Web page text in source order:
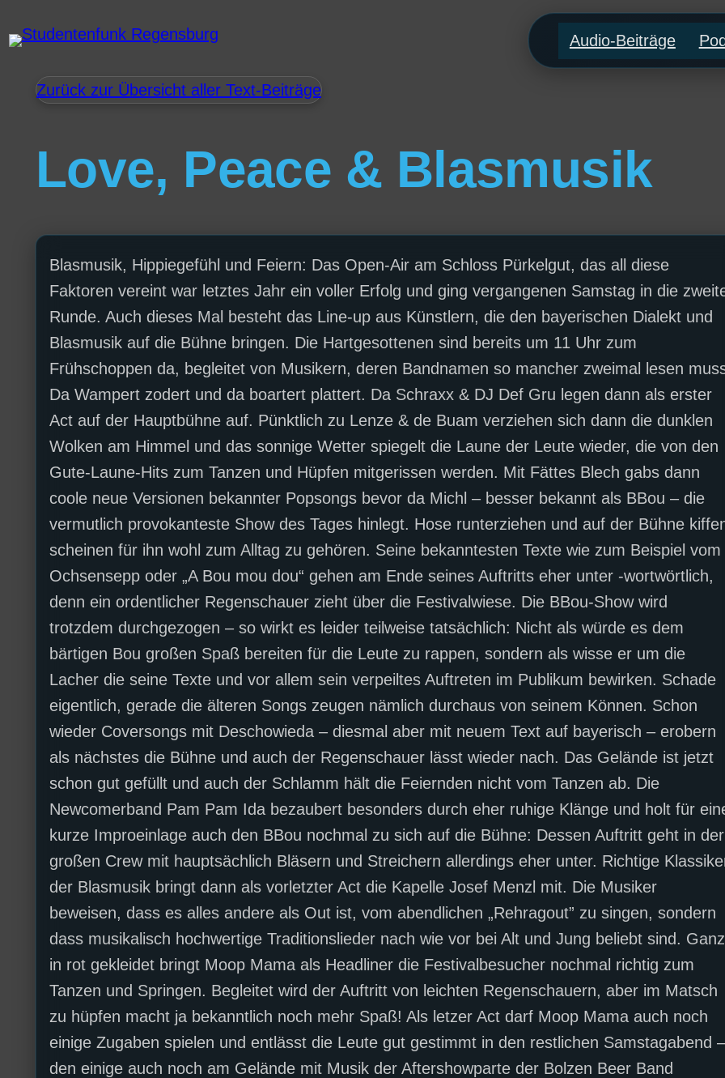
Audio-Beiträge
Zurück zur Übersicht aller Text-Beiträge
Love, Peace & Blasmusik
Blasmusik, Hippiegefühl und Feiern: Das Open-Air am Schloss Pürkelgut, das all diese
Faktoren vereint war letztes Jahr ein voller Erfolg und ging vergangenen Samstag in die
Runde. Auch dieses Mal besteht das Line-up aus Künstlern, die den bayerischen Dialekt und
Blasmusik auf die Bühne bringen. Die Hartgesottenen sind bereits um 11 Uhr zum
Frühschoppen da, begleitet von Musikern, deren Bandnamen so mancher zweimal lesen
Da Wampert zodert und da boartert plattert. Da Schraxx & DJ Def Gru legen dann als erster
Act auf der Hauptbühne auf. Pünktlich zu Lenze & de Buam verziehen sich dann die dunklen
Wolken am Himmel und das sonnige Wetter spiegelt die Laune der Leute wieder, die von den
Gute-Laune-Hits zum Tanzen und Hüpfen mitgerissen werden. Mit Fättes Blech gabs dann
coole neue Versionen bekannter Popsongs bevor da Michl – besser bekannt als BBou – die
vermutlich provokanteste Show des Tages hinlegt. Hose runterziehen und auf der Bühne
scheinen für ihn wohl zum Alltag zu gehören. Seine bekanntesten Texte wie zum Beispiel vom
Ochsensepp oder „A Bou mou dou“ gehen am Ende seines Auftritts eher unter -wortwörtlich,
denn ein ordentlicher Regenschauer zieht über die Festivalwiese. Die BBou-Show wird
trotzdem durchgezogen – so wirkt es leider teilweise tatsächlich: Nicht als würde es dem
bärtigen Bou großen Spaß bereiten für die Leute zu rappen, sondern als wisse er um die
Lacher die seine Texte und vor allem sein verpeiltes Auftreten im Publikum bewirken. Schade
eigentlich, gerade die älteren Songs zeugen nämlich durchaus von seinem Können. Schon
wieder Coversongs mit Deschowieda – diesmal aber mit neuem Text auf bayerisch – erobern
als nächstes die Bühne und auch der Regenschauer lässt wieder nach. Das Gelände ist jetzt
schon gut gefüllt und auch der Schlamm hält die Feiernden nicht vom Tanzen ab. Die
Newcomerband Pam Pam Ida bezaubert besonders durch eher ruhige Klänge und holt für
kurze Improeinlage auch den BBou nochmal zu sich auf die Bühne: Dessen Auftritt geht in der
großen Crew mit hauptsächlich Bläsern und Streichern allerdings eher unter. Richtige
der Blasmusik bringt dann als vorletzter Act die Kapelle Josef Menzl mit. Die Musiker
beweisen, dass es alles andere als Out ist, vom abendlichen „Rehragout” zu singen, sondern
dass musikalisch hochwertige Traditionslieder nach wie vor bei Alt und Jung beliebt sind. Ganz
in rot gekleidet bringt Moop Mama als Headliner die Festivalbesucher nochmal richtig zum
Tanzen und Springen. Begleitet wird der Auftritt von leichten Regenschauern, aber im Matsch
zu hüpfen macht ja bekanntlich noch mehr Spaß! Als letzer Act darf Moop Mama auch noch
einige Zugaben spielen und entlässt die Leute gut gestimmt in den restlichen Samstagabend –
den einige auch noch am Gelände mit Musik der Aftershowparte der Bolzen Beer Band